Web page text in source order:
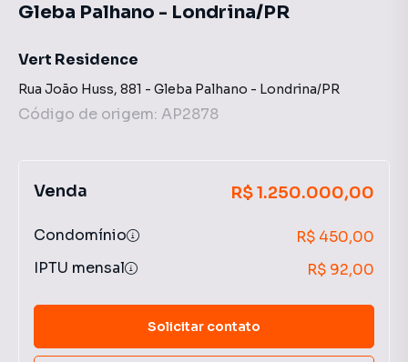
Gleba Palhano - Londrina/PR
Vert Residence
Rua João Huss, 881 - Gleba Palhano - Londrina/PR
Código de origem: AP2878
Venda R$ 1.250.000,00
Condomínio
R$ 450,00
IPTU mensal
R$ 92,00
Solicitar contato